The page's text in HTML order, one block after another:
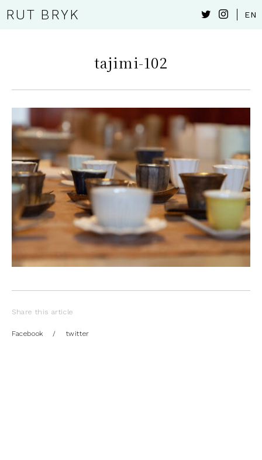
RUT BRYK EN
tajimi-102
Share this article
Facebook / twitter